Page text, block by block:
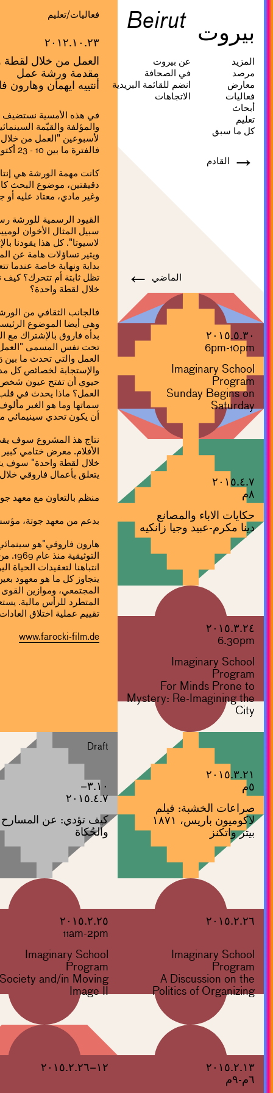
Beirut بيروت
المزيد
مرصد
معارض
فعاليات
أبحاث
تعليم
كل ما سبق
عن بيروت
في الصحافة
انضم للقائمة البريدية
الاتجاهات
فعاليات/تعليم
٢٠١٢.١٠.٢٣
العمل من خلال لقطة
مقدمة ورشة عمل
أنتييه ايهمان وهارون
في هذه الأمسية نستضيف
والمؤلفة والقيّمة
لأسبوعين "العمل من
فالفترة ما بين 10 - 23 أكتوبر 2012 .
كانت مهمة الورشة هي
دقيقتين، موضوع البحث
وغير مادي، معتاد عليه أو
سبيل المثال الأخوان
لاسيوتا". كل هذا يقودنا
ويثير تساؤلات هامة عن
بداية ونهاية خاصة عندما
تظل ثابتة أم تتحرك؟
خلال لقطة واحدة؟
فالجانب الثقافي من
وهي أيضا الموضوع
تحت نفس المسمى
والإستجابة لخصائص كل
حيوي أن تفتح عيون شخص
العمل؟ ماذا يحدث في
سماتها وما هو الغير
أن يكون تحدي سينيمائي
نتاج هذ المشروع سوف
خلال لقطة واحدة" سوف
يتعلق بأعمال فاروقي خلال "فوتو
منظم بالتعاون مع معهد
بدعم من معهد جوتة،
هارون فاروقي"هو
انتباهنا لتعقيدات الحياة
يتجاوز كل ما هو معهود
المجتمعي، وموازين
المتطرد للرأس مالية.
تقييم عملية اختلاق
www.farocki-film.de
→ القادم
الماضي ←
٢٠١٥.٥.٣٠
6pm-10pm
Imaginary School
Program
Sunday Begins on
Saturday
٢٠١٥.٤.٧
٨م
حكايات الاباء والمصانع
دينا مكرم-عبيد وجيا زانكيه
٢٠١٥.٣.٢٤
6.30pm
Imaginary School
Program
For Minds Prone to
Mystery: Re-Imagining the
City
٢٠١٥.٣.٢١
٥م
صراعات الخشبة: فيلم
لاكوميون باريس، ١٨٧١
بيتر واتكنز
Draft
٣.١٠–
٢٠١٥.٤.٧
كيف تؤدي: عن المسارح
والحُكاة
٢٠١٥.٢.٢٦
Imaginary School
Program
A Discussion on the
Politics of Organizing
٢٠١٥.٢.٢٥
11am-2pm
Imaginary School
Program
and/in Moving
Image II
٢٠١٥.٢.١٣
٦م-٩م
١٢–٢٠١٥.٢.٢٦